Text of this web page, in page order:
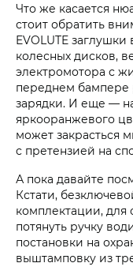
Что же касается
стоит обратить
EVOLUTE
колесных дисков,
электромотора с
переднем бампере
зарядки. И еще —
яркооранжевого
может закрасться
с претензией на
А пока давайте
Кстати,
комплектации, для
потянуть ручку
постановки на
выштамповку из